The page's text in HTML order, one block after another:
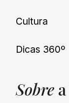
Cultura
Dicas 360º
Sobre